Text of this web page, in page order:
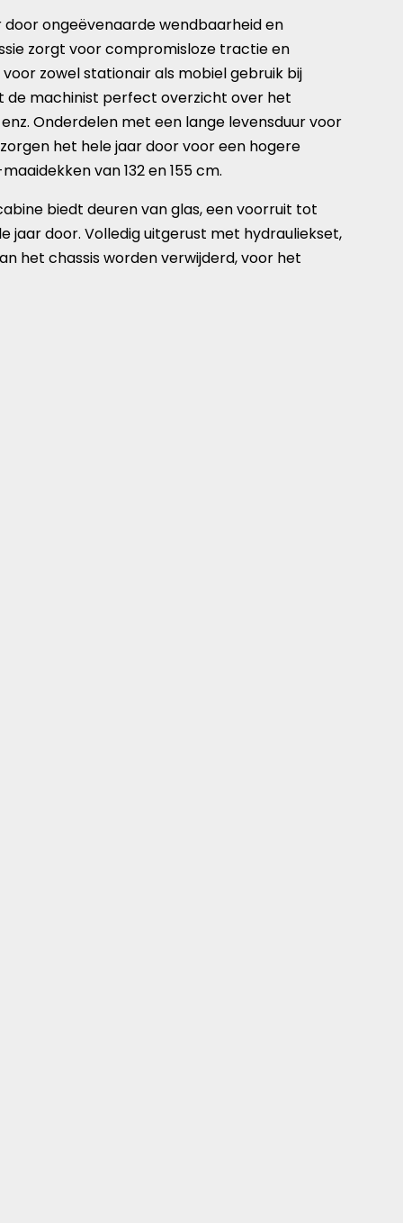
ongeëvenaarde wendbaarheid en
zorgt voor compromisloze tractie en
zowel stationair als mobiel gebruik bij
de machinist perfect overzicht over het
Onderdelen met een lange levensduur voor
het hele jaar door voor een hogere
van 132 en 155 cm.
biedt deuren van glas, een voorruit tot
door. Volledig uitgerust met hydrauliekset,
het chassis worden verwijderd, voor het